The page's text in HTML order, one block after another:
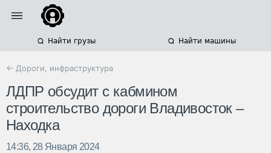
Найти грузы Найти машины
← Дороги, инфраструктура
ЛДПР обсудит с кабмином
строительство дороги Владивосток –
Находка
14:36, 28 Января 2024